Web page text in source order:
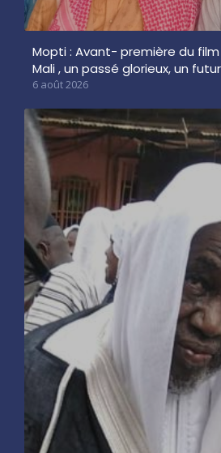
Mopti : Avant- première du
Mali , un passé glorieux, un
6 août 2026